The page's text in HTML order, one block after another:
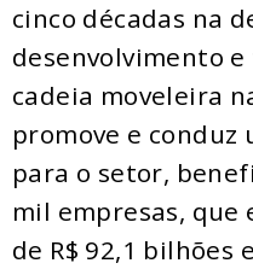
cinco décadas na
desenvolvimento
cadeia moveleira
promove e conduz
para o setor,
mil empresas, que
de R$ 92,1 bilhões